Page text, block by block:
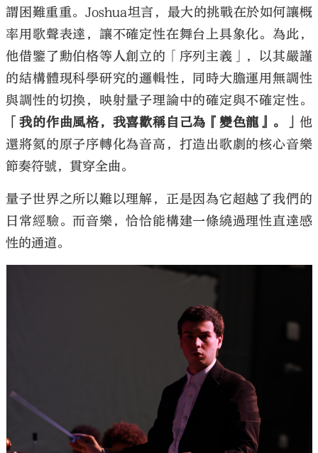
謂困難重重。Joshua坦言，最大的挑戰在於如何讓概
率用歌聲表達，讓不確定性在舞台上具象化。為此，
他借鑒了勳伯格等人創立的「序列主義」，以其嚴謹
的結構體現科學研究的邏輯性，同時大膽運用無調性
與調性的切換，映射量子理論中的確定與不確定性。
「我的作曲風格，我喜歡稱自己為『變色龍』。」 他
還將氦的原子序轉化為音高，打造出歌劇的核心音樂
節奏符號，貫穿全曲。
量子世界之所以難以理解，正是因為它超越了我們的
日常經驗。而音樂，恰恰能構建一條繞過理性直達感
性的通道。